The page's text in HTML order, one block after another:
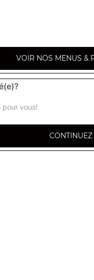
VOIR NOS MENUS &
pour vous!
CONTINUEZ